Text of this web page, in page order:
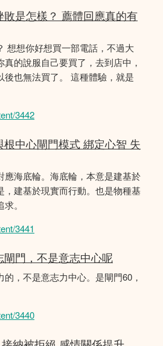
敗是怎樣？ 薦體回應真的有
想想你好想買一部電話，不過大
的說服自己要買了，去到店中，
後也無法買了。 這種體驗，就是
3442
根中心閘門模式 綁定心智 失
應海底輪。海底輪，本意是建基於
，建基於現實而行動。也是物種基
。
3441
閘門，不是意志中心呢
的，不是意志力中心。是閘門60，
3440